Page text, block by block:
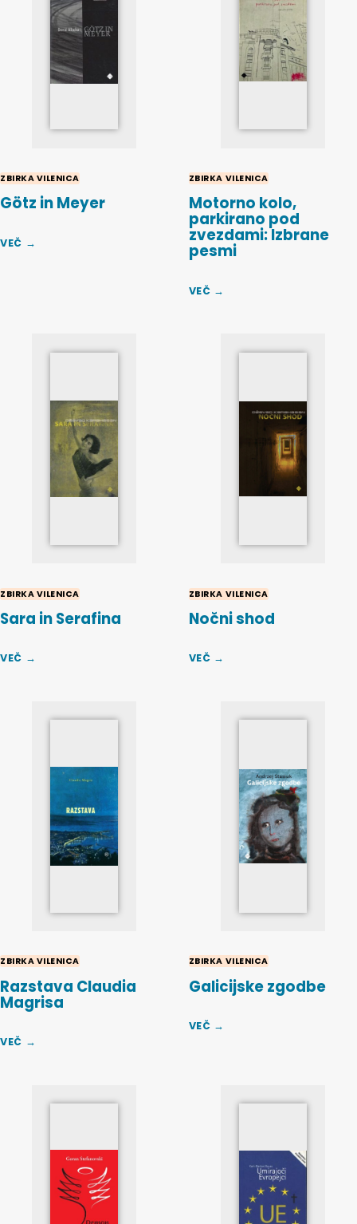
ZBIRKA VILENICA
Götz in Meyer
VEČ →
ZBIRKA VILENICA
Motorno kolo,
parkirano pod
zvezdami: Izbrane
pesmi
VEČ →
ZBIRKA VILENICA
Sara in Serafina
VEČ →
ZBIRKA VILENICA
Nočni shod
VEČ →
ZBIRKA VILENICA
Razstava Claudia
Magrisa
VEČ →
ZBIRKA VILENICA
Galicijske zgodbe
VEČ →